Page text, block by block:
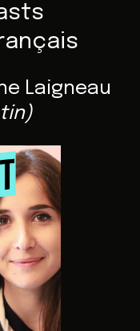
Laigneau